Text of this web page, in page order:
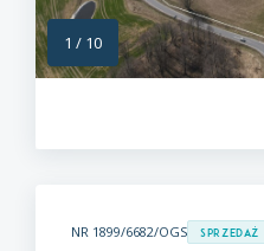
1 / 10
NR 1899/6682/OGS Sprzedaż